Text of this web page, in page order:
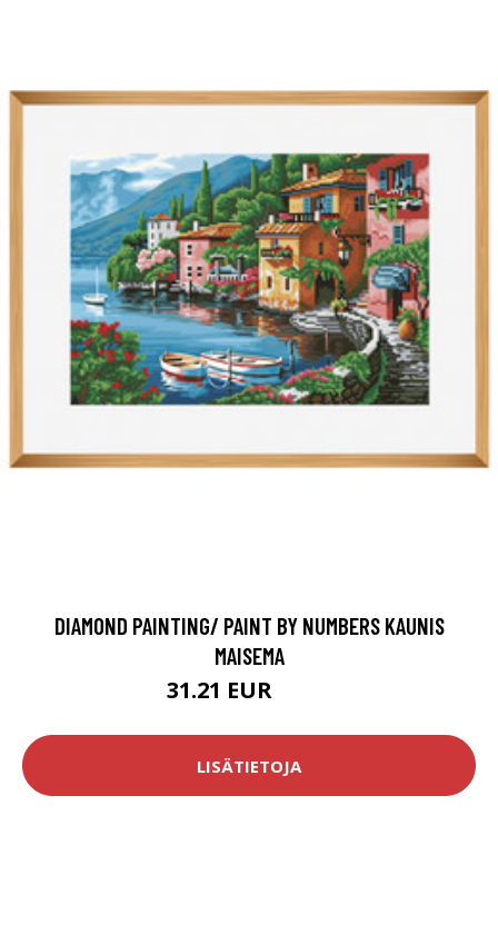
DIAMOND PAINTING/ PAINT BY NUMBERS KAUNIS
MAISEMA
31.21 EUR
LISÄTIETOJA